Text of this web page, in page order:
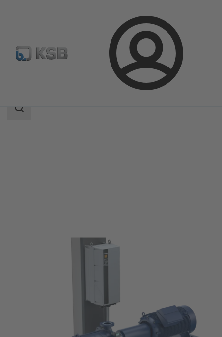
Login
Katalog produktów MultiTec Plus
Zakres